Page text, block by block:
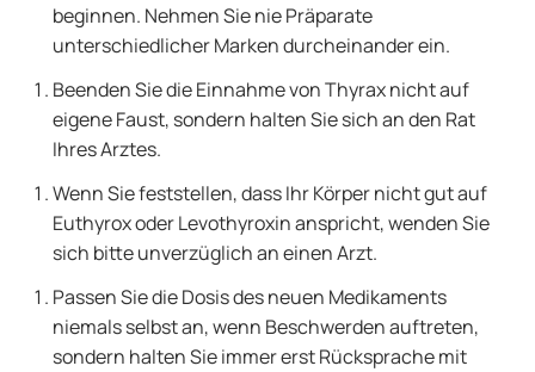
beginnen. Nehmen Sie nie Präparate
unterschiedlicher Marken durcheinander ein.
Beenden Sie die Einnahme von Thyrax nicht auf
eigene Faust, sondern halten Sie sich an den Rat
Ihres Arztes.
Wenn Sie feststellen, dass Ihr Körper nicht gut auf
Euthyrox oder Levothyroxin anspricht, wenden Sie
sich bitte unverzüglich an einen Arzt.
Passen Sie die Dosis des neuen Medikaments
niemals selbst an, wenn Beschwerden auftreten,
sondern halten Sie immer erst Rücksprache mit